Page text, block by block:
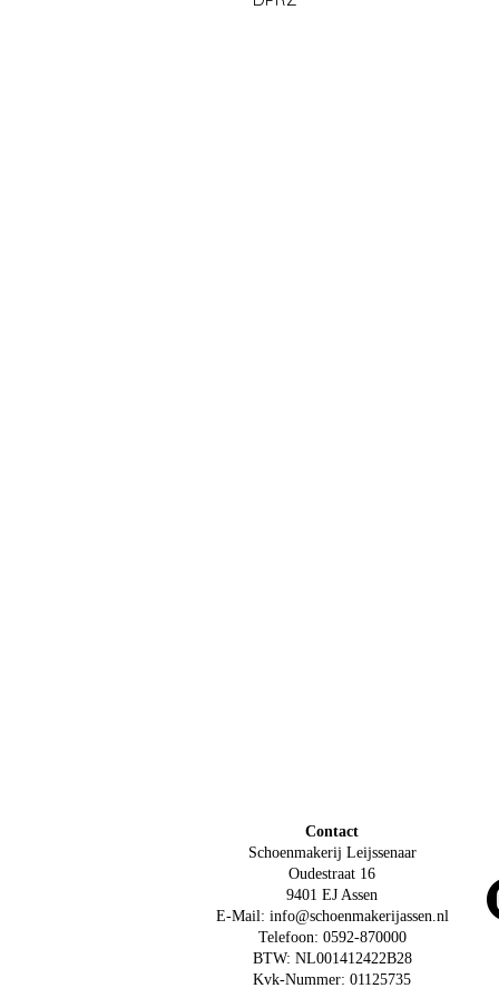
Contact
Schoenmakerij Leijssenaar
Oudestraat 16
9401 EJ Assen
E-Mail: info@schoenmakerijassen.nl
Telefoon: 0592-870000
BTW: NL001412422B28
Kvk-Nummer: 01125735